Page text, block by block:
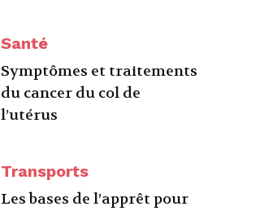
Santé
Symptômes et traitements
du cancer du col de
l’utérus
Transports
Les bases de l’apprêt pour